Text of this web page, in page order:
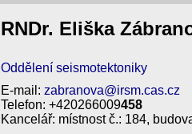
RNDr. Eliška
Oddělení seismotektoniky
E-mail: zabranova@irsm.cas.cz
Telefon: +420266009458
Kancelář: místnost č.: 184,